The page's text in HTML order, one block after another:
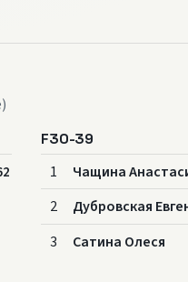
F30-39
1 Чащина
2 Дубровская
3 Сатина Олеся